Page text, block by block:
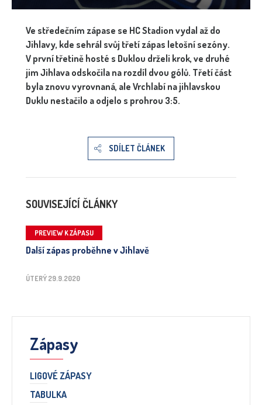
Ve středečním zápase se HC Stadion vydal až do
Jihlavy, kde sehrál svůj třetí zápas letošní sezóny.
V první třetině hosté s Duklou drželi krok, ve druhé
jim Jihlava odskočila na rozdíl dvou gólů. Třetí část
byla znovu vyrovnaná, ale Vrchlabí na jihlavskou
Duklu nestačilo a odjelo s prohrou 3:5.
SDÍLET ČLÁNEK
SOUVISEJÍCÍ ČLÁNKY
PREVIEW K ZÁPASU
Další zápas proběhne v Jihlavě
ÚTERÝ 29.9.2020
Zápasy
LIGOVÉ ZÁPASY
TABULKA